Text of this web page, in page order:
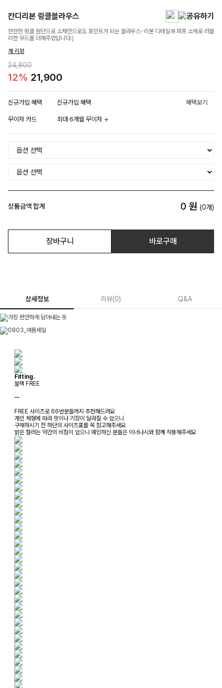
칸디리본 링클블라우스
잔잔한 링클 원단으로 소재만으로도 포인트가 되는 블라우스-리본 디테일과 퍼프 소매로 러블
리한 무드를 더해주었답니다:)
개 리뷰
24,800
12% 21,900
신규가입 혜택 신규가입 혜택 혜택보기
무이자 카드 최대 6개월 무이자
상품금액 합계 0 원 (0개)
장바구니 바로구매
상세정보 리뷰(0) Q&A
Fitting.
블랙 FREE
ㅡ
FREE 사이즈로 66반분들까지 추천해드려요
개인 체형에 따라 핏이나 기장이 달라질 수 있으니
구매하시기 전 하단의 사이즈표를 꼭 참고해주세요
밝은 컬러는 약간의 비침이 있으니 예민하신 분들은 이너나시와 함께 착용해주세요